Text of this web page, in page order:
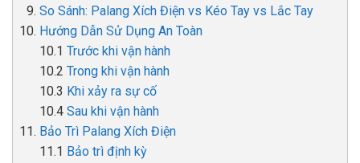
So Sánh: Palang Xích Điện vs Kéo Tay vs Lắc Tay
Hướng Dẫn Sử Dụng An Toàn
Trước khi vận hành
Trong khi vận hành
Khi xảy ra sự cố
Sau khi vận hành
Bảo Trì Palang Xích Điện
Bảo trì định kỳ